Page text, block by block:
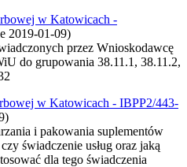
w Katowicach -
2019-01-09)
przez Wnioskodawcę
do grupowania 38.11.1, 38.11.2,
w Katowicach - IBPP2/443-
i pakowania suplementów
świadczenie usług oraz jaką
dla tego świadczenia